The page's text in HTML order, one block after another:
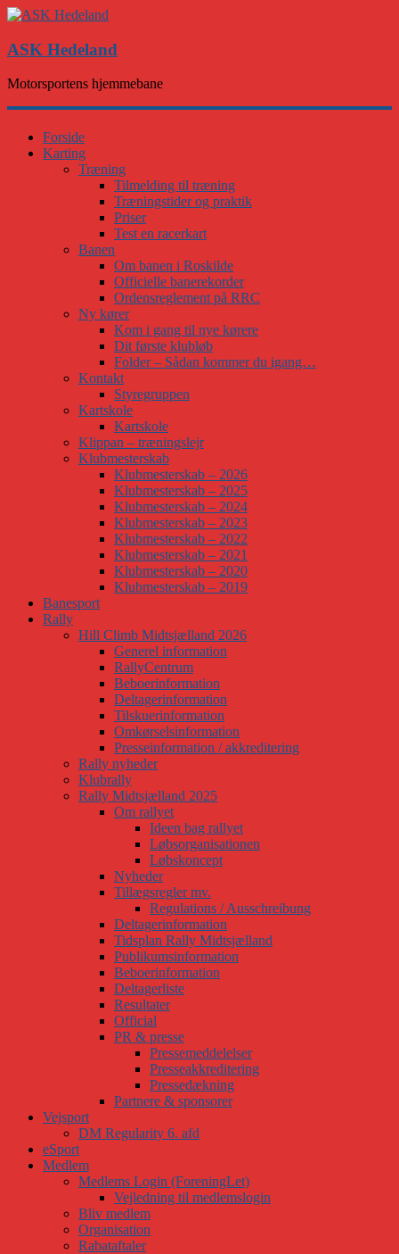
ASK Hedeland
Motorsportens hjemmebane
Forside
Karting
Træning
Tilmelding til træning
Træningstider og praktik
Priser
Test en racerkart
Banen
Om banen i Roskilde
Officielle banerekorder
Ordensreglement på RRC
Ny kører
Kom i gang til nye kørere
Dit første klubløb
Folder – Sådan kommer du igang…
Kontakt
Styregruppen
Kartskole
Kartskole
Klippan – træningslejr
Klubmesterskab
Klubmesterskab – 2026
Klubmesterskab – 2025
Klubmesterskab – 2024
Klubmesterskab – 2023
Klubmesterskab – 2022
Klubmesterskab – 2021
Klubmesterskab – 2020
Klubmesterskab – 2019
Banesport
Rally
Hill Climb Midtsjælland 2026
Generel information
RallyCentrum
Beboerinformation
Deltagerinformation
Tilskuerinformation
Omkørselsinformation
Presseinformation / akkreditering
Rally nyheder
Klubrally
Rally Midtsjælland 2025
Om rallyet
Ideen bag rallyet
Løbsorganisationen
Løbskoncept
Nyheder
Tillægsregler mv.
Regulations / Ausschreibung
Deltagerinformation
Tidsplan Rally Midtsjælland
Publikumsinformation
Beboerinformation
Deltagerliste
Resultater
Official
PR & presse
Pressemeddelelser
Presseakkreditering
Pressedækning
Partnere & sponsorer
Vejsport
DM Regularity 6. afd
eSport
Medlem
Medlems Login (ForeningLet)
Vejledning til medlemslogin
Bliv medlem
Organisation
Rabataftaler